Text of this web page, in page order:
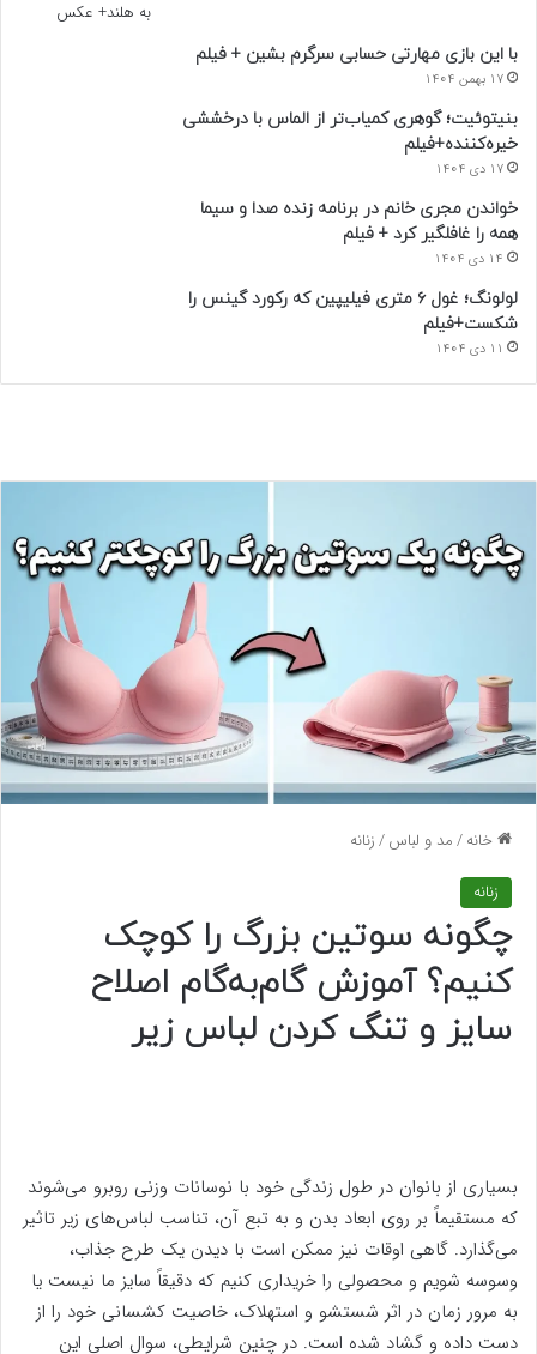
با این بازی مهارتی حسابی سرگرم بشین + فیلم
17 بهمن 1404
بنیتوئیت؛ گوهری کمیاب‌تر از الماس با درخششی
خیره‌کننده+فیلم
17 دی 1404
خواندن مجری خانم در برنامه زنده صدا و سیما
همه را غافلگیر کرد + فیلم
14 دی 1404
لولونگ؛ غول ۶ متری فیلیپین که رکورد گینس را
شکست+فیلم
11 دی 1404